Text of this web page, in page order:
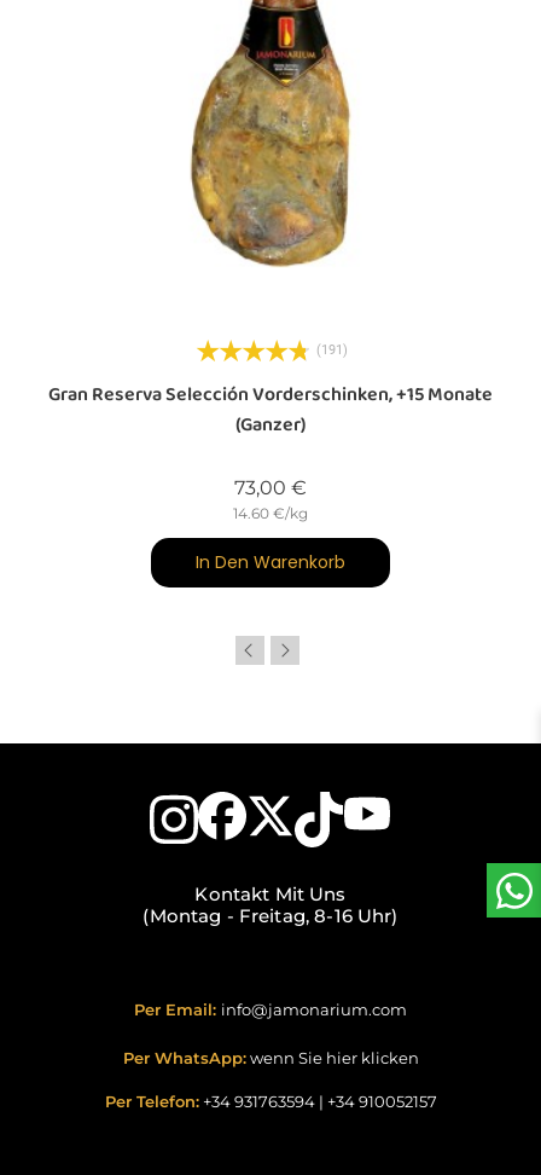
(191)
Gran Reserva Selección Vorderschinken, +15 Monate
(ganzer)
73,00 €
14.60 €/kg
In Den Warenkorb
Kontakt Mit Uns
(Montag - Freitag, 8-16 Uhr)
Per Email: info@jamonarium.com
Per WhatsApp: wenn Sie hier klicken
Per Telefon: +34 931763594| +34 910052157